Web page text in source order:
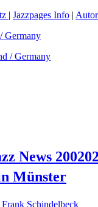
| Jazzpages Info |
Germany
News
Münster
Frank Schindelbeck